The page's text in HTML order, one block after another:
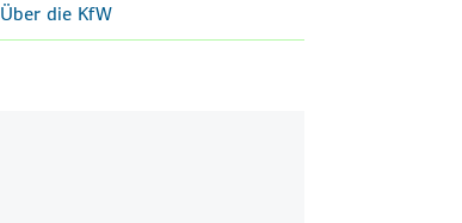
Über die KfW